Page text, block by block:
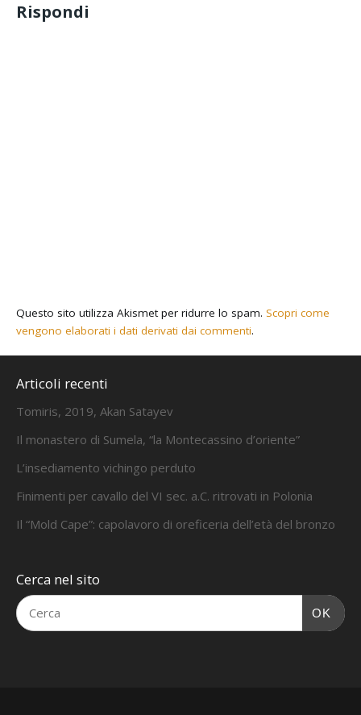
Rispondi
Questo sito utilizza Akismet per ridurre lo spam. Scopri come
vengono elaborati i dati derivati dai commenti.
Articoli recenti
Tomiris, 2019, Akan Satayev
Il monastero di Sumela, “la Montecassino d’oriente”
L’insediamento vichingo perduto
Finimenti per cavallo del VI sec. a.C. ritrovati in Polonia
Il “Mold Cape”: capolavoro di oreficeria dell’età del bronzo
Cerca nel sito
OK